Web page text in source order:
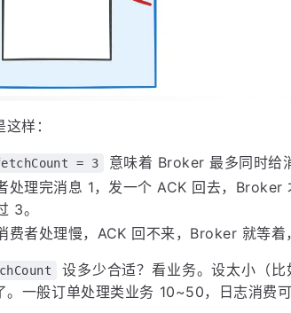
样：
= 3
意味着 Broker 最多同时给
处理完消息 1，发一个 ACK 回去，
3。
费者处理慢，ACK 回不来，Broker 就等着
设多少合适？看业务。设太小（
。一般订单处理类业务 10~50，日志消费